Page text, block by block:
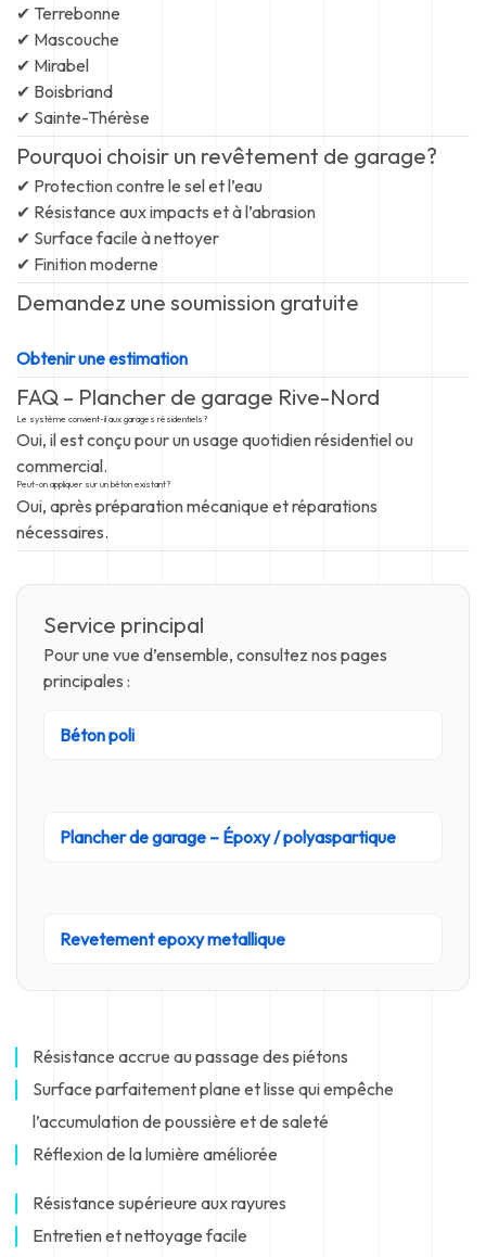
✔ Terrebonne
✔ Mascouche
✔ Mirabel
✔ Boisbriand
✔ Sainte-Thérèse
Pourquoi choisir un revêtement de garage?
✔ Protection contre le sel et l’eau
✔ Résistance aux impacts et à l’abrasion
✔ Surface facile à nettoyer
✔ Finition moderne
Demandez une soumission gratuite
Obtenir une estimation
FAQ – Plancher de garage Rive-Nord
Le système convient-il aux garages résidentiels?
Oui, il est conçu pour un usage quotidien résidentiel ou
commercial.
Peut-on appliquer sur un béton existant?
Oui, après préparation mécanique et réparations
nécessaires.
Service principal
Pour une vue d’ensemble, consultez nos pages
principales :
Béton poli
Plancher de garage – Époxy / polyaspartique
Revetement epoxy metallique
Résistance accrue au passage des piétons
Surface parfaitement plane et lisse qui empêche
l’accumulation de poussière et de saleté
Réflexion de la lumière améliorée
Résistance supérieure aux rayures
Entretien et nettoyage facile